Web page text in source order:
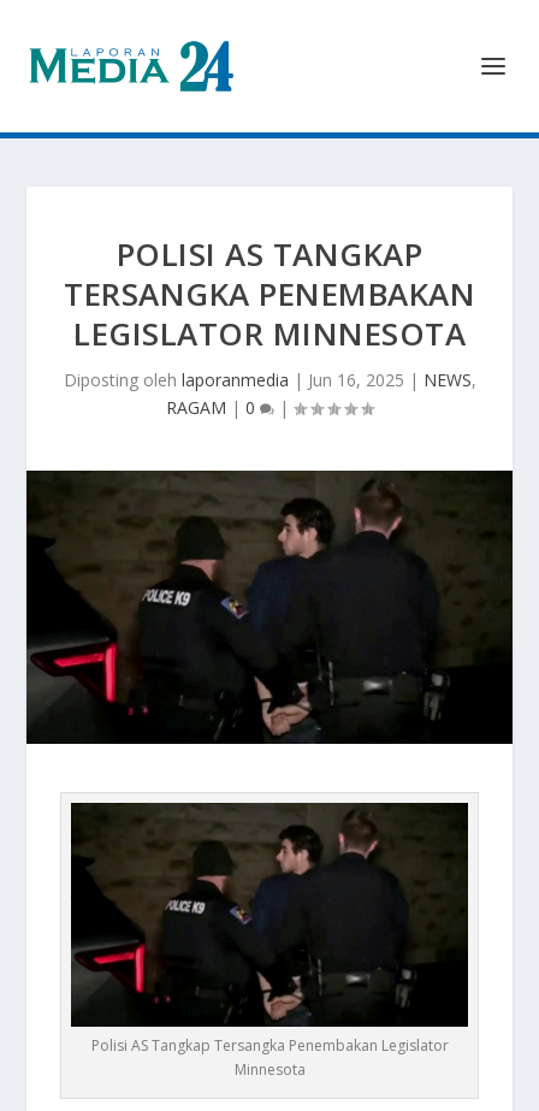
POLISI AS TANGKAP
TERSANGKA PENEMBAKAN
LEGISLATOR MINNESOTA
Diposting oleh laporanmedia | Jun 16, 2025 | NEWS,
RAGAM | 0 |
Polisi AS Tangkap Tersangka Penembakan Legislator
Minnesota